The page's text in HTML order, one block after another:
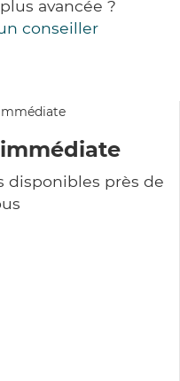
avancée ?
conseiller
disponibles près de